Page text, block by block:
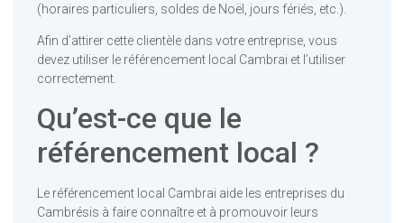
(horaires particuliers, soldes de Noël, jours fériés, etc.).
Afin d’attirer cette clientèle dans votre entreprise, vous
devez utiliser le référencement local Cambrai et l’utiliser
correctement.
Qu’est-ce que le
référencement local ?
Le référencement local Cambrai aide les entreprises du
Cambrésis à faire connaître et à promouvoir leurs